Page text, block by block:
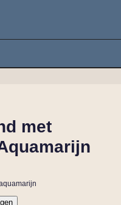
met